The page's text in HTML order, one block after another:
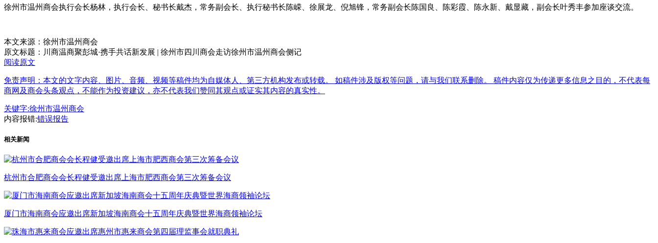
徐州市温州商会执行会长杨林，执行会长、秘书长戴杰，常务副会长、执行秘书长陈嵘、徐展龙、倪旭锋，常务副会长陈国良、陈彩霞、陈永新、戴显藏，副会长叶秀丰参加座谈交流。
本文来源：徐州市温州商会
原文标题： 川商温商聚彭城·携手共话新发展 | 徐州市四川商会走访徐州市温州商会侧记
阅读原文
免责声明：本文的文字内容、图片、音频、视频等稿件均为自媒体人、第三方机构发布或转载。 如稿件涉及版权等问题，请与我们联系删除。 稿件内容仅为传递更多信息之目的，不代表每
商网及商会头条观点，不能作为投资建议，亦不代表我们赞同其观点或证实其内容的真实性。
关键字:徐州市温州商会
内容报错:错误报告
相关新闻
杭州市合肥商会会长程健受邀出席上海市肥西商会第三次筹备会议
厦门市海南商会应邀出席新加坡海南商会十五周年庆典暨世界海商领袖论坛